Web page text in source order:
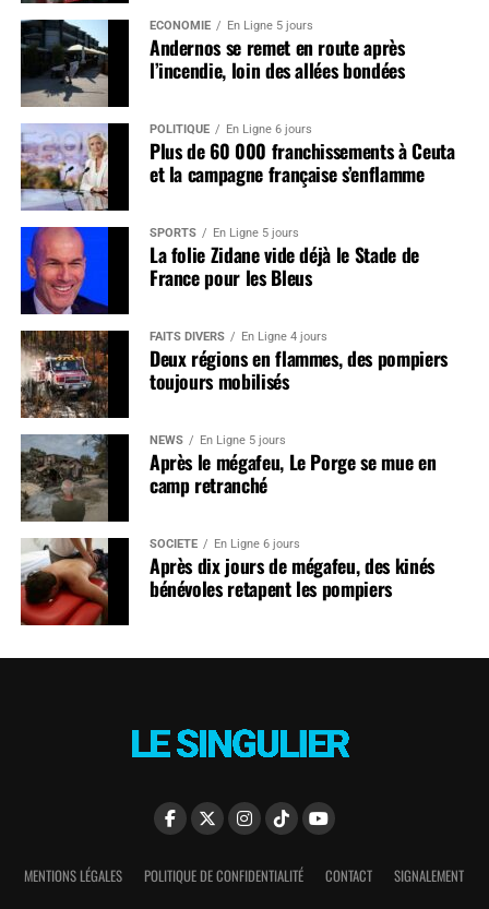
ÉCONOMIE En Ligne 5 jours
Andernos se remet en route après
l’incendie, loin des allées bondées
POLITIQUE En Ligne 6 jours
Plus de 60 000 franchissements à Ceuta
et la campagne française s’enflamme
SPORTS En Ligne 5 jours
La folie Zidane vide déjà le Stade de
France pour les Bleus
FAITS DIVERS En Ligne 4 jours
Deux régions en flammes, des pompiers
toujours mobilisés
NEWS En Ligne 5 jours
Après le mégafeu, Le Porge se mue en
camp retranché
SOCIÉTÉ En Ligne 6 jours
Après dix jours de mégafeu, des kinés
bénévoles retapent les pompiers
MENTIONS LÉGALES POLITIQUE DE CONFIDENTIALITÉ CONTACT SIGNALEMENT